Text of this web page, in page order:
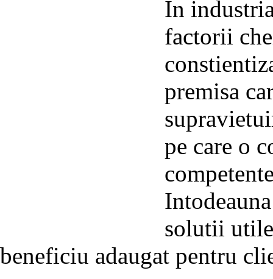
In
factorii
premisa
pe care o
solutii
beneficiu adaugat pentru